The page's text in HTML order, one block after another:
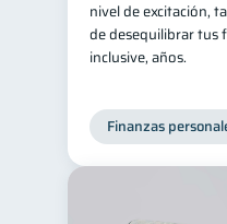
nivel de excitación,
de desequilibrar tus
inclusive, años.
Finanzas